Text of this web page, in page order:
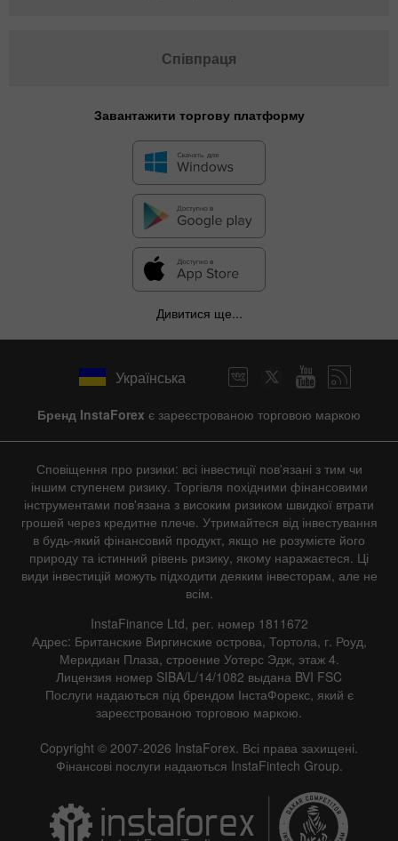
Співпраця
Завантажити торгову платформу
Дивитися ще...
Українська
Бренд InstaForex є зареєстрованою торговою маркою
Сповіщення про ризики: всі інвестиції пов'язані з тим чи
іншим ступенем ризику. Торгівля похідними фінансовими
інструментами пов'язана з високим ризиком швидкої втрати
грошей через кредитне плече. Утримайтеся від інвестування
в будь-який фінансовий продукт, якщо не розумієте його
природу та істинний рівень ризику, якому наражаєтеся. Ці
види інвестицій можуть підходити деяким інвесторам, але не
всім.
InstaFinance Ltd, рег. номер 1811672
Адрес: Британские Виргинские острова, Тортола, г. Роуд,
Меридиан Плаза, строение Уотерс Эдж, этаж 4.
Лицензия номер SIBA/L/14/1082 выдана BVI FSC
Послуги надаються під брендом ІнстаФорекс, який є
зареєстрованою торговою маркою.
Copyright © 2007-2026 InstaForex. Всі права захищені.
Фінансові послуги надаються InstaFintech Group.